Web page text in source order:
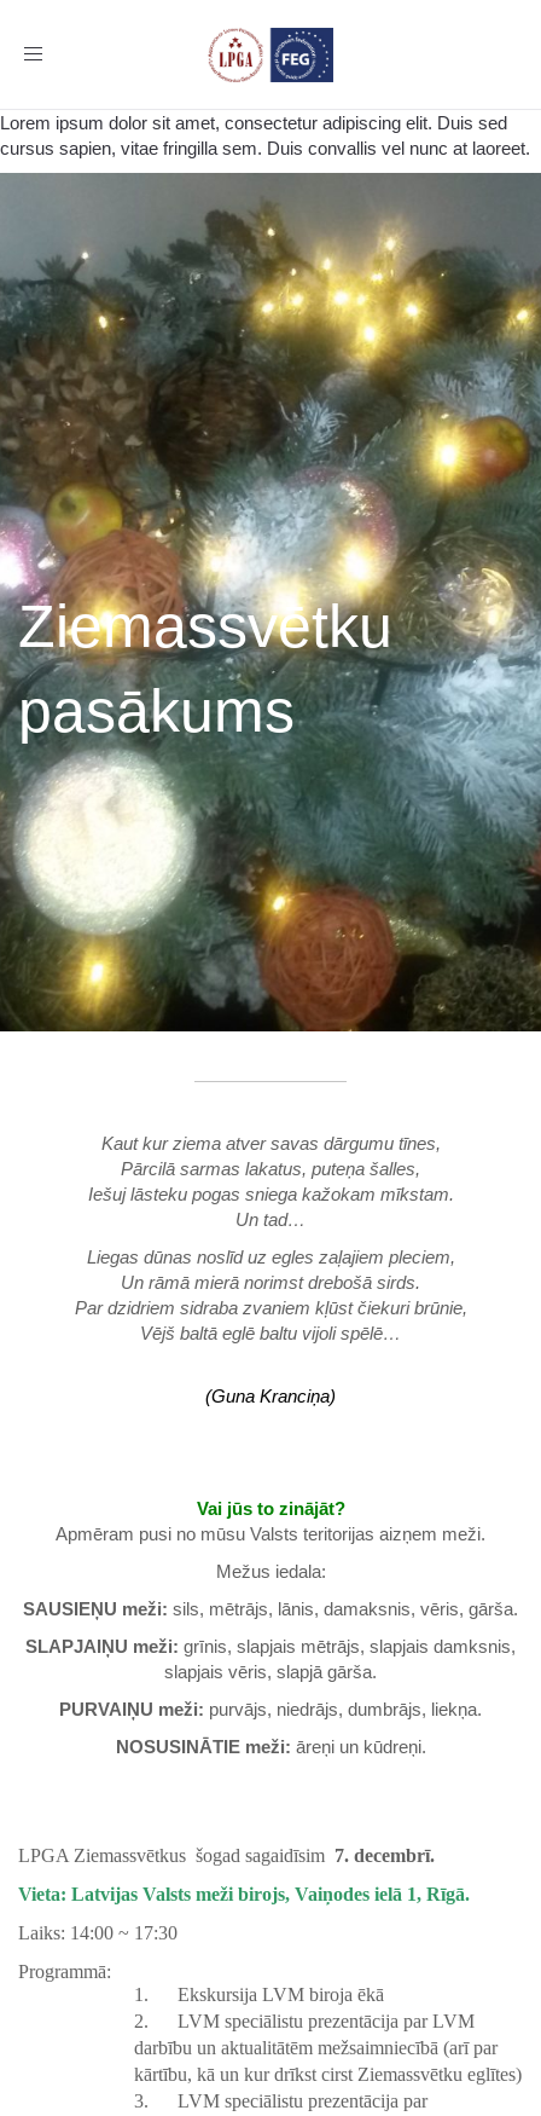
Toggle
Lorem ipsum dolor sit amet, consectetur adipiscing elit. Duis sed
cursus sapien, vitae fringilla sem. Duis convallis vel nunc at laoreet.
Ziemassvētku
pasākums
Kaut kur ziema atver savas dārgumu tīnes,
Pārcilā sarmas lakatus, puteņa šalles,
Iešuj lāsteku pogas sniega kažokam mīkstam.
Un tad…
Liegas dūnas noslīd uz egles zaļajiem pleciem,
Un rāmā mierā norimst drebošā sirds.
Par dzidriem sidraba zvaniem kļūst čiekuri brūnie,
Vējš baltā eglē baltu vijoli spēlē…
(Guna Kranciņa)
Vai jūs to zinājāt?
Apmēram pusi no mūsu Valsts teritorijas aizņem meži.
Mežus iedala:
SAUSIEŅU meži: sils, mētrājs, lānis, damaksnis, vēris, gārša.
SLAPJAIŅU meži: grīnis, slapjais mētrājs, slapjais damksnis,
slapjais vēris, slapjā gārša.
PURVAIŅU meži: purvājs, niedrājs, dumbrājs, liekņa.
NOSUSINĀTIE meži: āreņi un kūdreņi.
LPGA Ziemassvētkus šogad sagaidīsim 7. decembrī.
Vieta: Latvijas Valsts meži birojs, Vaiņodes ielā 1, Rīgā.
Laiks: 14:00 ~ 17:30
Programmā:
1.
Ekskursija LVM biroja ēkā
2.
LVM speciālistu prezentācija par LVM
darbību un aktualitātēm mežsaimniecībā (arīpar
kārtību, kā un kur drīkst cirst Ziemassvētku eglītes)
3.
LVM speciālistu prezentācija par